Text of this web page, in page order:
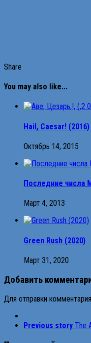
Share
You may also like...
Hail, Caesar! (2016)
Октябрь 14, 2015
Последние числа
Март 4, 2013
Green Rush (2020)
Март 31, 2020
Добавить
Для отправки
Previous story The